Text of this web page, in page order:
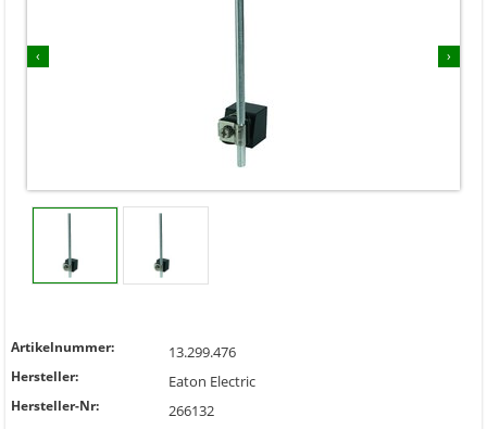
‹ ›
Artikelnummer: 13.299.476
Hersteller: Eaton Electric
Hersteller-Nr: 266132